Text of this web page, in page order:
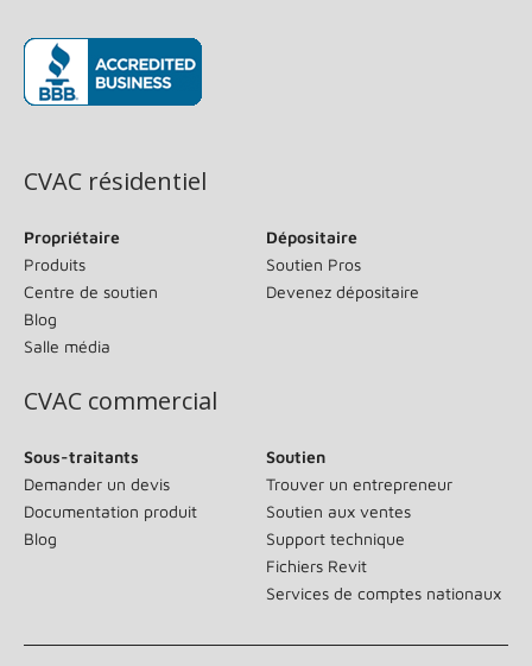
CVAC résidentiel
Propriétaire
Produits
Centre de soutien
Blog
Salle média
Dépositaire
Soutien Pros
Devenez dépositaire
CVAC commercial
Sous-traitants
Demander un devis
Documentation produit
Blog
Soutien
Trouver un entrepreneur
Soutien aux ventes
Support technique
Fichiers Revit
Services de comptes nationaux